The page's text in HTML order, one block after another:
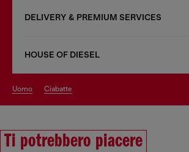
DELIVERY & PREMIUM SERVICES
HOUSE OF DIESEL
uomo ciabatte
Ti potrebbero piacere